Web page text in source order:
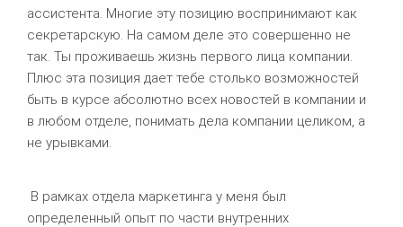
ассистента. Многие эту позицию воспринимают как
секретарскую. На самом деле это совершенно не
так. Ты проживаешь жизнь первого лица компании.
Плюс эта позиция дает тебе столько возможностей
быть в курсе абсолютно всех новостей в компании и
в любом отделе, понимать дела компании целиком, а
не урывками.
В рамках отдела маркетинга у меня был
определенный опыт по части внутренних